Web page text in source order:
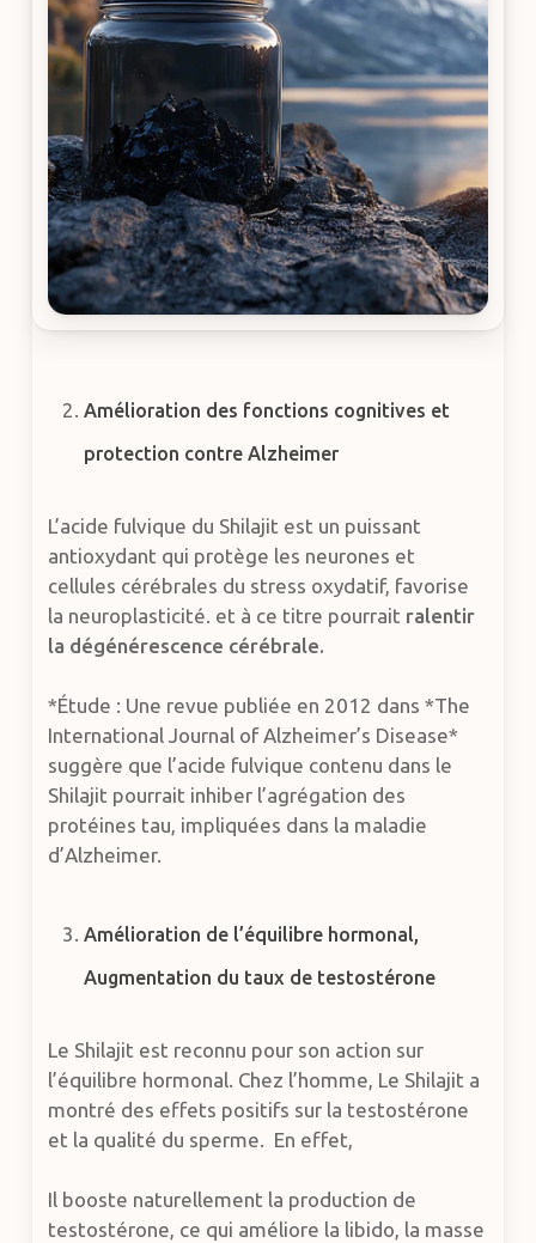
Amélioration des fonctions cognitives et
protection contre Alzheimer
L’acide fulvique du Shilajit est un puissant
antioxydant qui protège les neurones et
cellules cérébrales du stress oxydatif, favorise
la neuroplasticité. et à ce titre pourrait ralentir
la dégénérescence cérébrale.
*Étude : Une revue publiée en 2012 dans *The
International Journal of Alzheimer’s Disease*
suggère que l’acide fulvique contenu dans le
Shilajit pourrait inhiber l’agrégation des
protéines tau, impliquées dans la maladie
d’Alzheimer.
Amélioration de l’équilibre hormonal,
Augmentation du taux de testostérone
Le Shilajit est reconnu pour son action sur
l’équilibre hormonal. Chez l’homme, Le Shilajit a
montré des effets positifs sur la testostérone
et la qualité du sperme. En effet,
Il booste naturellement la production de
testostérone, ce qui améliore la libido, la masse